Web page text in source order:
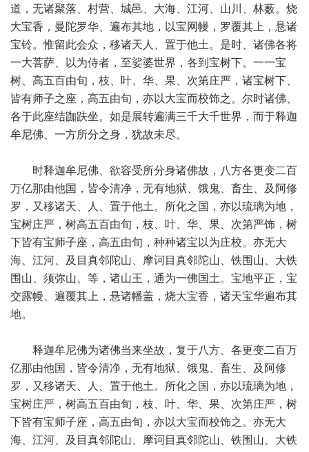
道，无诸聚落、村营、城邑、大海、江河、山川、林薮。烧
大宝香，曼陀罗华、遍布其地，以宝网幔，罗覆其上，悬诸
宝铃。惟留此会众，移诸天人、置于他土。是时、诸佛各将
一大菩萨、以为侍者，至娑婆世界，各到宝树下。一一宝
树、高五百由旬，枝、叶、华、果、次第庄严，诸宝树下、
皆有师子之座，高五由旬，亦以大宝而校饰之。尔时诸佛、
各于此座结跏趺坐。如是展转遍满三千大千世界，而于释迦
牟尼佛、一方所分之身，犹故未尽。
时释迦牟尼佛、欲容受所分身诸佛故，八方各更变二百
万亿那由他国，皆令清净，无有地狱、饿鬼、畜生、及阿修
罗，又移诸天、人、置于他土。所化之国，亦以琉璃为地，
宝树庄严，树高五百由旬，枝、叶、华、果、次第严饰，树
下皆有宝师子座，高五由旬，种种诸宝以为庄校。亦无大
海、江河、及目真邻陀山、摩诃目真邻陀山、铁围山、大铁
围山、须弥山、等，诸山王，通为一佛国土。宝地平正，宝
交露幔、遍覆其上，悬诸幡盖，烧大宝香，诸天宝华遍布其
地。
释迦牟尼佛为诸佛当来坐故，复于八方、各更变二百万
亿那由他国，皆令清净，无有地狱、饿鬼、畜生、及阿修
罗，又移诸天、人、置于他土。所化之国，亦以琉璃为地，
宝树庄严，树高五百由旬，枝、叶、华、果、次第庄严，树
下皆有宝师子座，高五由旬，亦以大宝而校饰之。亦无大
海、江河、及目真邻陀山、摩诃目真邻陀山、铁围山、大铁